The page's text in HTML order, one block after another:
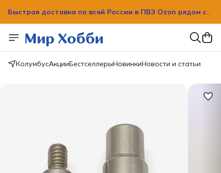
Быстрая доставка по всей России в ПВЗ Ozon рядом с
Быстрая доставка по всей России в ПВЗ Ozon рядом с
вашим домом!
КолумбусАкцииБестселлерыНовинкиНовости и статьи